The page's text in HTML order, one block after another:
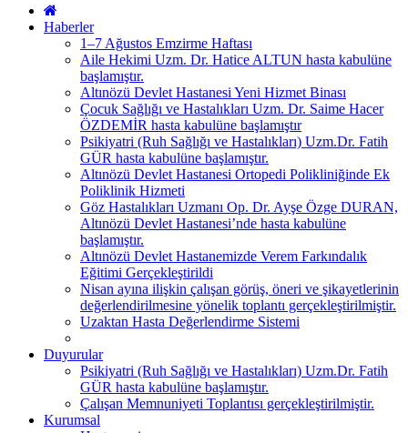
Haberler
1–7 Ağustos Emzirme Haftası
Aile Hekimi Uzm. Dr. Hatice ALTUN hasta kabulüne
başlamıştır.
Altınözü Devlet Hastanesi Yeni Hizmet Binası
Çocuk Sağlığı ve Hastalıkları Uzm. Dr. Saime Hacer
ÖZDEMİR hasta kabulüne başlamıştır
Psikiyatri (Ruh Sağlığı ve Hastalıkları) Uzm.Dr. Fatih
GÜR hasta kabulüne başlamıştır.
Altınözü Devlet Hastanesi Ortopedi Polikliniğinde Ek
Poliklinik Hizmeti
Göz Hastalıkları Uzmanı Op. Dr. Ayşe Özge DURAN,
Altınözü Devlet Hastanesi’nde hasta kabulüne
başlamıştır.
Altınözü Devlet Hastanemizde Verem Farkındalık
Eğitimi Gerçekleştirildi
Nisan ayına ilişkin çalışan görüş, öneri ve şikayetlerinin
değerlendirilmesine yönelik toplantı gerçekleştirilmiştir.
Uzaktan Hasta Değerlendirme Sistemi
Duyurular
Psikiyatri (Ruh Sağlığı ve Hastalıkları) Uzm.Dr. Fatih
GÜR hasta kabulüne başlamıştır.
Çalışan Memnuniyeti Toplantısı gerçekleştirilmiştir.
Kurumsal